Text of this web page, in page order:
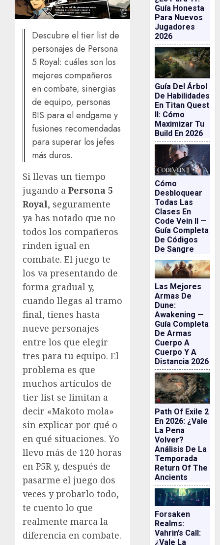
Descubre el tier list de
personajes de Persona
5 Royal: cuáles son los
mejores compañeros
en combate, sinergias
de equipo, personas
BIS para el endgame y
fusiones recomendadas
para superar los jefes
más duros.
Si llevas un tiempo
jugando a Persona 5
Royal, seguramente
ya has notado que no
todos los compañeros
rinden igual en
combate. El juego te
los va presentando de
forma gradual y,
cuando llegas al tramo
final, tienes hasta
nueve personajes
entre los que elegir
tres para tu equipo. El
problema es que
muchos artículos de
tier list se limitan a
decir «Makoto mola»
sin explicar por qué o
en qué situaciones. Yo
llevo más de 120 horas
en P5R y, después de
pasarme el juego dos
veces y probarlo todo,
te cuento lo que
realmente marca la
diferencia en combate.
Guía Honesta
Para Nuevos
Jugadores
2026
Guía Del Árbol
De Habilidades
En Titan Quest
II: Cómo
Maximizar Tu
Build En 2026
Cómo
Desbloquear
Todas Las
Clases En
Code Vein II —
Guía Completa
De Códigos
De Sangre
Las Mejores
Armas De
Dune:
Awakening —
Guía Completa
De Armas
Cuerpo A
Cuerpo Y A
Distancia 2026
Path Of Exile 2
En 2026: ¿vale
La Pena
Volver?
Análisis De La
Temporada
Return Of The
Ancients
Forsaken
Realms:
Vahrin’s Call:
¿vale La